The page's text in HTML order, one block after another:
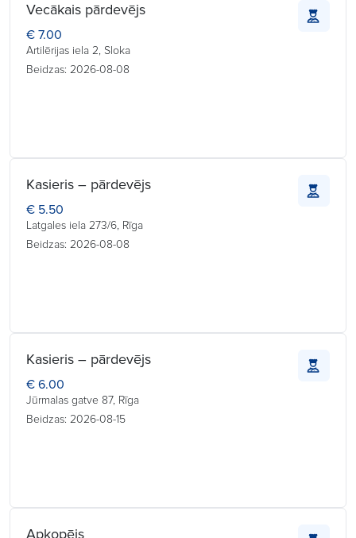
Vecākais pārdevējs
€ 7.00
Artilērijas iela 2, Sloka
Beidzas: 2026-08-08
Kasieris – pārdevējs
€ 5.50
Latgales iela 273/6, Rīga
Beidzas: 2026-08-08
Kasieris – pārdevējs
€ 6.00
Jūrmalas gatve 87, Rīga
Beidzas: 2026-08-15
Apkopējs